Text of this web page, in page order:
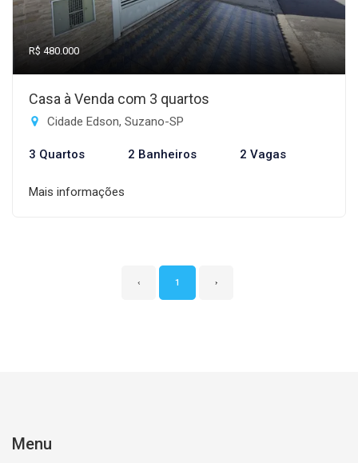
R$ 480.000
Casa à Venda com 3 quartos
Cidade Edson, Suzano-SP
3 Quartos 2 Banheiros 2 Vagas
Mais informações
‹ 1 ›
Menu